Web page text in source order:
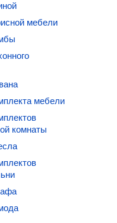
мебели
мебели
комнаты